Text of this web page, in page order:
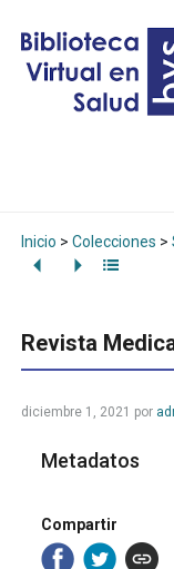
Inicio > Colecciones >
Revista
diciembre 1, 2021 por
Metadatos
Compartir